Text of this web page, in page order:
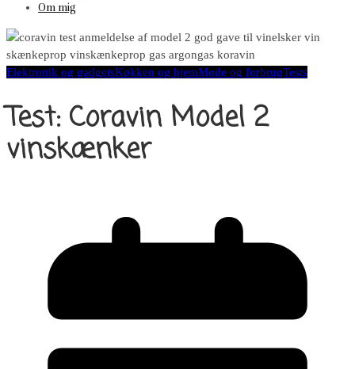
Om mig
Elektronik og gadgetsKøkken og hjemMode og forbrugTests
Test: Coravin Model 2
vinskænker